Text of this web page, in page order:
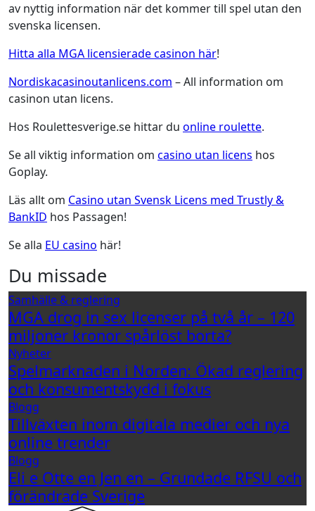
av nyttig information när det kommer till spel utan den
svenska licensen.
Hitta alla MGA licensierade casinon här!
Nordiskacasinoutanlicens.com – All information om
casinon utan licens.
Hos Roulettesverige.se hittar du online roulette.
Se all viktig information om casino utan licens hos
Goplay.
Läs allt om Casino utan Svensk Licens med Trustly &
BankID hos Passagen!
Se alla EU casino här!
Du missade
Samhälle & reglering
MGA drog in sex licenser på två år – 120
miljoner kronor spårlöst borta?
Nyheter
Spelmarknaden i Norden: Ökad reglering
och konsumentskydd i fokus
Blogg
Tillväxten inom digitala medier och nya
online trender
Blogg
Eli e Otte en Jen en – Grundade RFSU och
förändrade Sverige